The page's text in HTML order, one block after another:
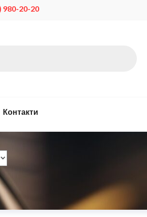
980-20-20
Контакти